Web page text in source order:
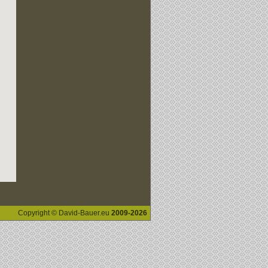
Copyright © David-Bauer.eu 2009-2026